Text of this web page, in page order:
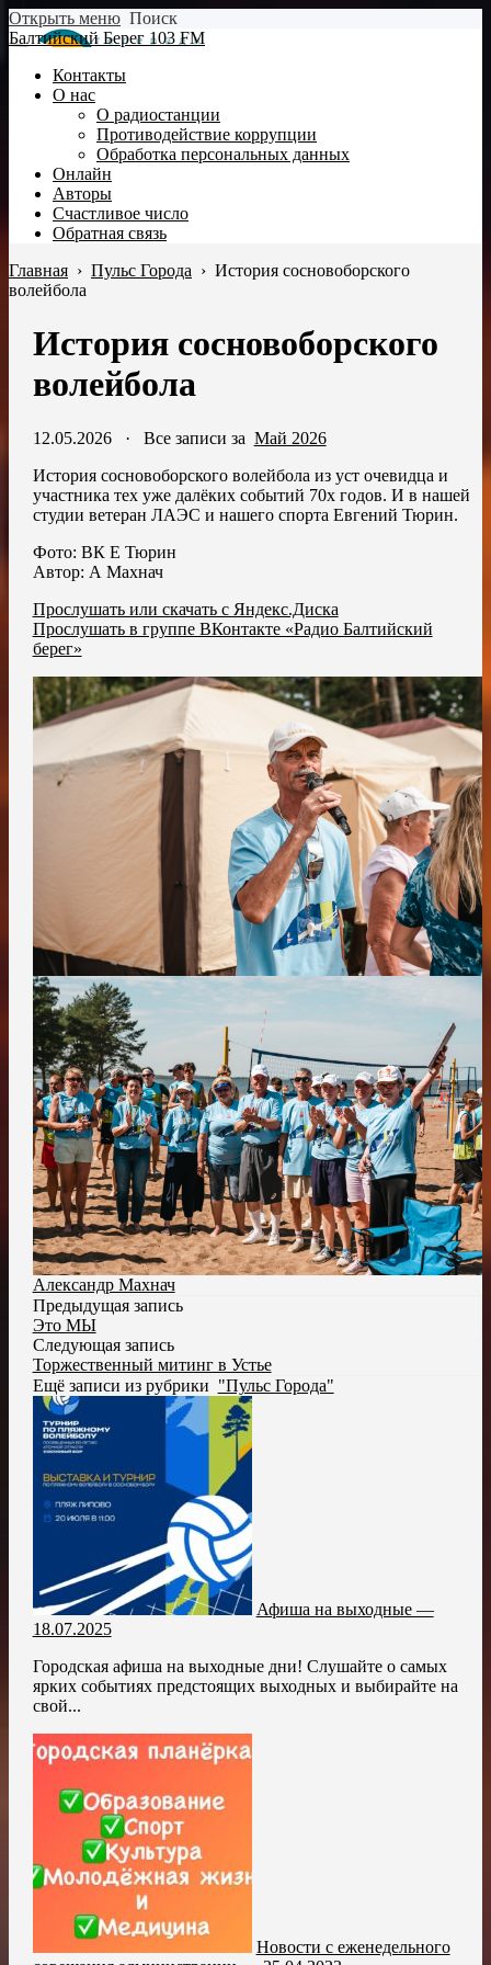
Открыть меню Поиск
Балтийский Берег 103 FM
Контакты
О нас
О радиостанции
Противодействие коррупции
Обработка персональных данных
Онлайн
Авторы
Счастливое число
Обратная связь
Главная › Пульс Города › История сосновоборского
волейбола
История сосновоборского
волейбола
12.05.2026· Все записи за Май 2026
История сосновоборского волейбола из уст очевидца и
участника тех уже далёких событий 70х годов. И в нашей
студии ветеран ЛАЭС и нашего спорта Евгений Тюрин.
Фото: ВК Е Тюрин
Автор: А Махнач
Прослушать или скачать с Яндекс.Диска
Прослушать в группе ВКонтакте «Радио Балтийский
берег»
Александр Махнач
Предыдущая запись
Это МЫ
Следующая запись
Торжественный митинг в Устье
Ещё записи из рубрики "Пульс Города"
Афиша на выходные —
18.07.2025
Городская афиша на выходные дни! Слушайте о самых
ярких событиях предстоящих выходных и выбирайте на
свой...
Новости с еженедельного